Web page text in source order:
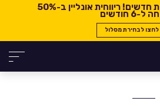
ריווחית אונליין ב-50%
ל-6 חודשים
לחצו לבחירת מסלול